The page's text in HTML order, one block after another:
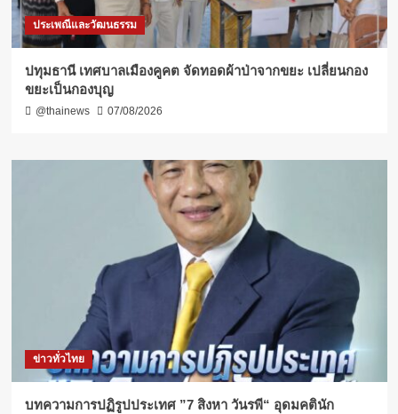
ประเพณีและวัฒนธรรม
ปทุมธานี เทศบาลเมืองคูคต จัดทอดผ้าป่าจากขยะ เปลี่ยนกอง
ขยะเป็นกองบุญ
@thainews 07/08/2026
ข่าวทั่วไทย
บทความการปฏิรูปประเทศ ”7 สิงหา วันรพี“ อุดมคตินัก